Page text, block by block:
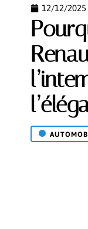
12/12/2025